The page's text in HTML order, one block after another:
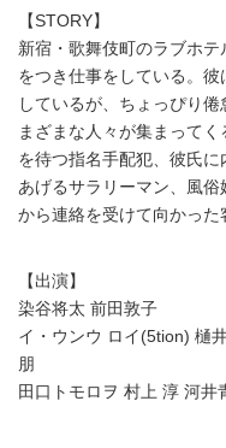
【STORY】
新宿・歌舞伎町のラブホ
をつき仕事をしている。
しているが、ちょっぴり
まざまな人々が集まって
を待つ指名手配犯、彼氏
あげるサラリーマン、風
から連絡を受けて向かっ
【出演】
染谷将太 前田敦子
イ・ウンウ ロイ(5tion) 樋
朋
田口トモロヲ 村上 淳 河